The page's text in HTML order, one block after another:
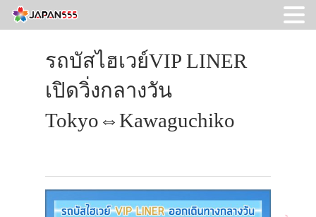
รถบัสไฮเวย์VIP LINER
เปิดวิ่งกลางวัน
Tokyo⇔Kawaguchiko